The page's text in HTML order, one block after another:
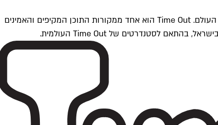
Time Outתל אביב הוא חלק מרשת Time Out Global — רשת מדיה בינלאומית הפועלת ב-360 ערים מרכזיות וב-60 מדינות ברחבי העולם. Time Out הוא אחד ממקורות התוכן המקיפים והאמינים